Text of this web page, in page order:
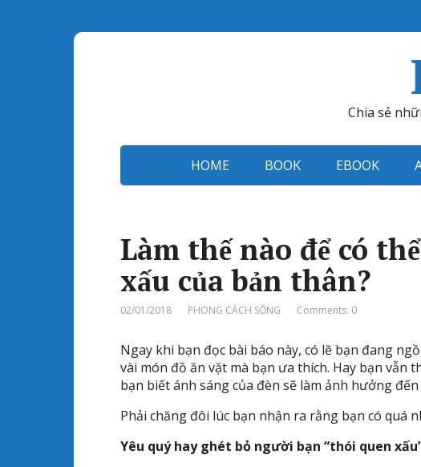
Chia sẻ
HOME BOOK EBOOK
Làm thế nào để có
xấu của bản thân?
02/01/2018 PHONG CÁCH SỐNG Comments: 0
Ngay khi bạn đọc bài báo này, có lẽ bạn đang
vài món đồ ăn vặt mà bạn ưa thích. Hay bạn vẫn
bạn biết ánh sáng của đèn sẽ làm ảnh hưởng
Phải chăng đôi lúc bạn nhận ra rằng bạn có quá
Yêu quý hay ghét bỏ người bạn “thói quen